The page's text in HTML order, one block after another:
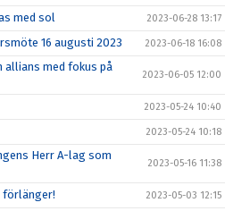
med sol 2023-06-28 13:17
16 augusti 2023 2023-06-18 16:08
allians med fokus på
2023-06-05 12:00
2023-05-24 10:40
2023-05-24 10:18
Herr A-lag som
2023-05-16 11:38
förlänger! 2023-05-03 12:15